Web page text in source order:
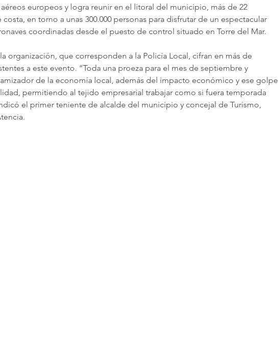
europeos y logra reunir en el litoral del municipio, más de 22
en torno a unas 300.000 personas para disfrutar de un espectacular
coordinadas desde el puesto de control situado en Torre del Mar.
organización, que corresponden a la Policía Local, cifran en más de
a este evento. “Toda una proeza para el mes de septiembre y
de la economía local, además del impacto económico y ese golpe
permitiendo al tejido empresarial trabajar como si fuera temporada
el primer teniente de alcalde del municipio y concejal de Turismo,